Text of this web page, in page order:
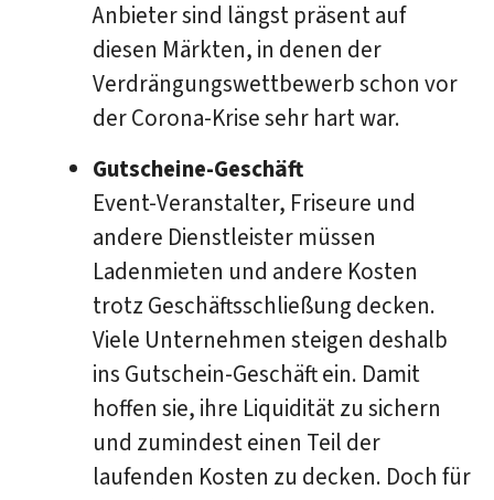
Anbieter sind längst präsent auf
diesen Märkten, in denen der
Verdrängungswettbewerb schon vor
der Corona-Krise sehr hart war.
Gutscheine-Geschäft
Event-Veranstalter, Friseure und
andere Dienstleister müssen
Ladenmieten und andere Kosten
trotz Geschäftsschließung decken.
Viele Unternehmen steigen deshalb
ins Gutschein-Geschäft ein. Damit
hoffen sie, ihre Liquidität zu sichern
und zumindest einen Teil der
laufenden Kosten zu decken. Doch für